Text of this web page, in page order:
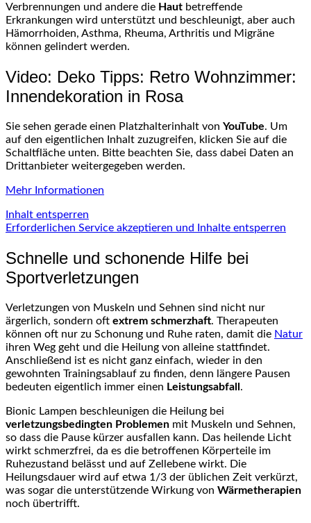
Verbrennungen und andere die Haut betreffende
Erkrankungen wird unterstützt und beschleunigt, aber auch
Hämorrhoiden, Asthma, Rheuma, Arthritis und Migräne
können gelindert werden.
Video: Deko Tipps: Retro Wohnzimmer:
Innendekoration in Rosa
Sie sehen gerade einen Platzhalterinhalt von YouTube. Um
auf den eigentlichen Inhalt zuzugreifen, klicken Sie auf die
Schaltfläche unten. Bitte beachten Sie, dass dabei Daten an
Drittanbieter weitergegeben werden.
Mehr Informationen
Inhalt entsperren
Erforderlichen Service akzeptieren und Inhalte entsperren
Schnelle und schonende Hilfe bei
Sportverletzungen
Verletzungen von Muskeln und Sehnen sind nicht nur
ärgerlich, sondern oft extrem schmerzhaft. Therapeuten
können oft nur zu Schonung und Ruhe raten, damit die Natur
ihren Weg geht und die Heilung von alleine stattfindet.
Anschließend ist es nicht ganz einfach, wieder in den
gewohnten Trainingsablauf zu finden, denn längere Pausen
bedeuten eigentlich immer einen Leistungsabfall .
Bionic Lampen beschleunigen die Heilung bei
verletzungsbedingten Problemen mit Muskeln und Sehnen,
so dass die Pause kürzer ausfallen kann. Das heilende Licht
wirkt schmerzfrei, da es die betroffenen Körperteile im
Ruhezustand belässt und auf Zellebene wirkt. Die
Heilungsdauer wird auf etwa 1/3 der üblichen Zeit verkürzt,
was sogar die unterstützende Wirkung von Wärmetherapien
noch übertrifft.